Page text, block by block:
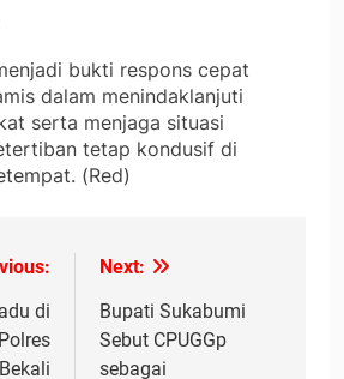
bukti respons cepat
dalam menindaklanjuti
serta menjaga situasi
tetap kondusif di
(Red)
di
Next:
Bupati Sukabumi
Sebut CPUGGp
sebagai